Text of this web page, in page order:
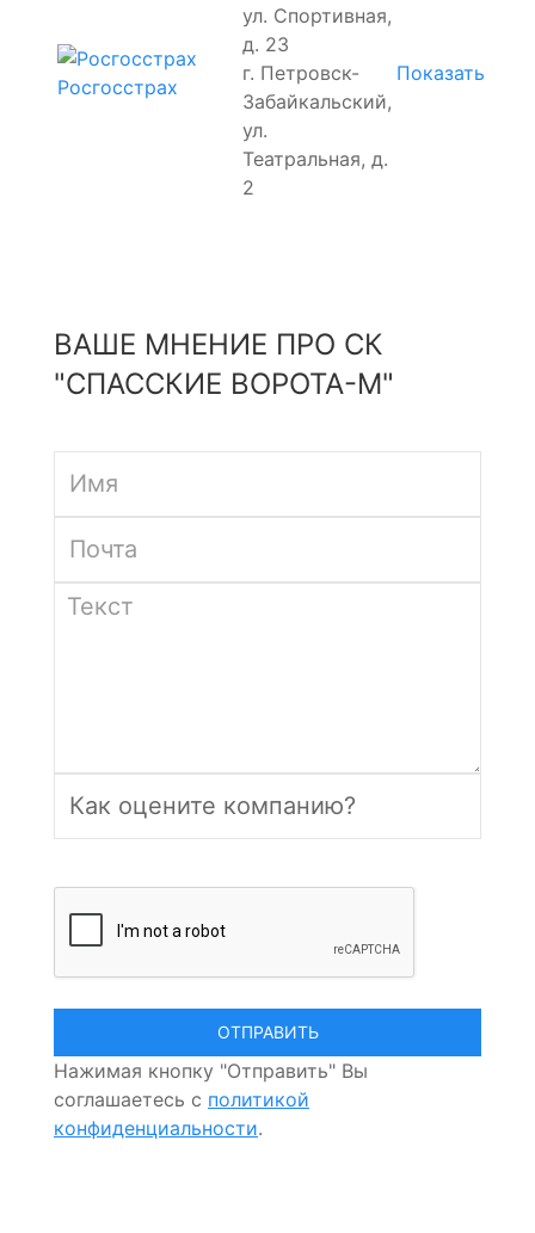
Росгосстрах
ул. Спортивная,
д. 23
г. Петровск-
Забайкальский,
ул.
Театральная, д.
2
Показать
ВАШЕ МНЕНИЕ ПРО СК
"СПАССКИЕ ВОРОТА-М"
Нажимая кнопку "Отправить" Вы
соглашаетесь с политикой
конфиденциальности.